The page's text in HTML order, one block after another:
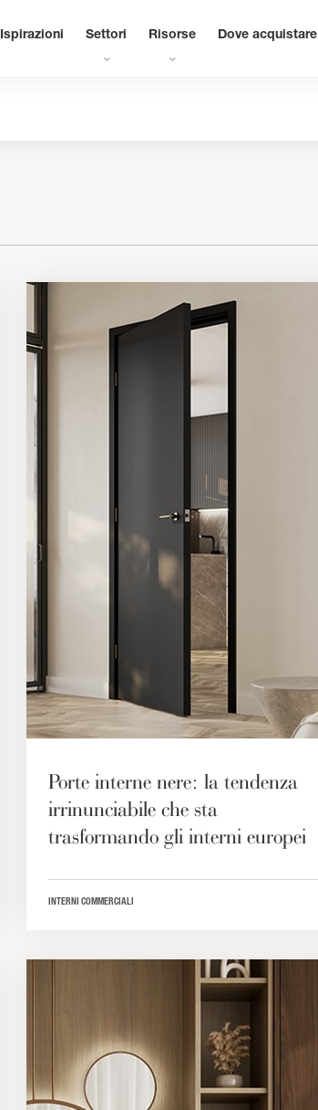
Ispirazioni Settori Risorse Dove acquistare
Porte interne nere: la tendenza
irrinunciabile che sta
trasformando gli interni europei
INTERNI COMMERCIALI